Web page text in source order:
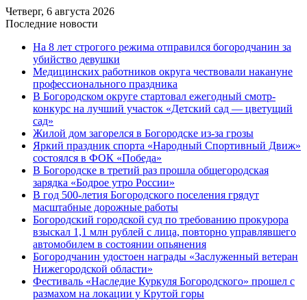
Четверг, 6 августа 2026
Последние новости
На 8 лет строгого режима отправился богородчанин за
убийство девушки
Медицинских работников округа чествовали накануне
профессионального праздника
В Богородском округе стартовал ежегодный смотр-
конкурс на лучший участок «Детский сад — цветущий
сад»
Жилой дом загорелся в Богородске из-за грозы
Яркий праздник спорта «Народный Спортивный Движ»
состоялся в ФОК «Победа»
В Богородске в третий раз прошла общегородская
зарядка «Бодрое утро России»
В год 500-летия Богородского поселения грядут
масштабные дорожные работы
️Богородский городской суд по требованию прокурора
взыскал 1,1 млн рублей с лица, повторно управлявшего
автомобилем в состоянии опьянения
Богородчанин удостоен награды «Заслуженный ветеран
Нижегородской области»
Фестиваль «Наследие Куркуля Богородского» прошел с
размахом на локации у Крутой горы